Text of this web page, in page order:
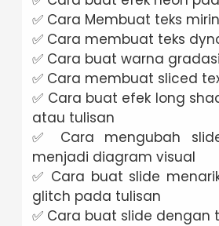
✅ Cara Membuat teks
✅ Cara membuat teks
✅ Cara buat warna
✅ Cara membuat sliced
✅ Cara buat efek long
atau tulisan
✅ Cara mengubah
menjadi diagram visual
✅ Cara buat slide
glitch pada tulisan
✅ Cara buat slide dengan